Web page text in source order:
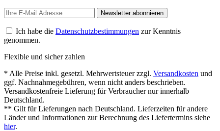
Newsletter abonnieren
Ich habe die Datenschutzbestimmungen zur Kenntnis
genommen.
Flexible und sicher zahlen
* Alle Preise inkl. gesetzl. Mehrwertsteuer zzgl. Versandkosten und
ggf. Nachnahmegebühren, wenn nicht anders beschrieben.
Versandkostenfreie Lieferung für Verbraucher nur innerhalb
Deutschland.
** Gilt für Lieferungen nach Deutschland. Lieferzeiten für andere
Länder und Informationen zur Berechnung des Liefertermins siehe
hier.